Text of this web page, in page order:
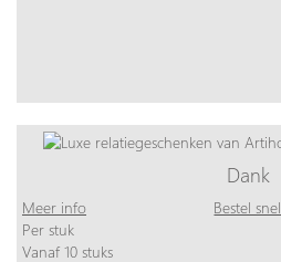
Dank
Meer info Bestel snel
Per stuk
Vanaf 10 stuks